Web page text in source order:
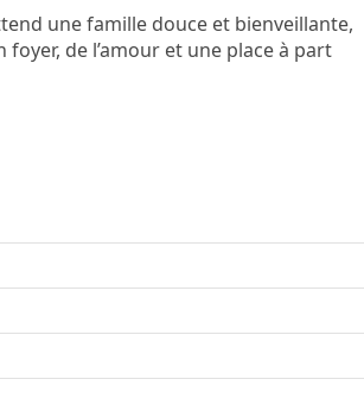
une famille douce et bienveillante,
de l’amour et une place à part